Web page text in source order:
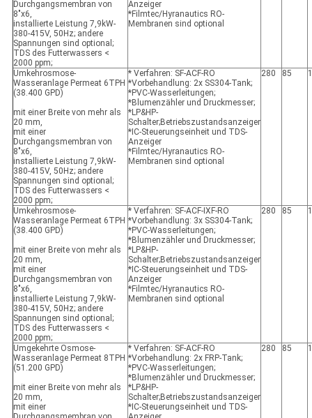
Durchgangsmembran von
8"x6,
installierte Leistung 7,9kW-
380-415V, 50Hz; andere
Spannungen sind optional;
TDS des Futterwassers <
2000 ppm;
Anzeiger
*Filmtec/Hyranautics RO-
Membranen sind optional
Umkehrosmose-
Wasseranlage Permeat 6TPH
(38.400 GPD)
mit einer Breite von mehr als
20 mm,
mit einer
Durchgangsmembran von
8"x6,
installierte Leistung 7,9kW-
380-415V, 50Hz; andere
Spannungen sind optional;
TDS des Futterwassers <
2000 ppm;
* Verfahren: SF-ACF-RO
*Vorbehandlung: 2x SS304-Tank;
*PVC-Wasserleitungen;
*Blumenzähler und Druckmesser;
*LP&HP-
Schalter;Betriebszustandsanzeiger
*IC-Steuerungseinheit und TDS-
Anzeiger
*Filmtec/Hyranautics RO-
Membranen sind optional
280 85
Umkehrosmose-
Wasseranlage Permeat 6TPH
(38.400 GPD)
mit einer Breite von mehr als
20 mm,
mit einer
Durchgangsmembran von
8"x6,
installierte Leistung 7,9kW-
380-415V, 50Hz; andere
Spannungen sind optional;
TDS des Futterwassers <
2000 ppm;
* Verfahren: SF-ACF-IXF-RO
*Vorbehandlung: 3x SS304-Tank;
*PVC-Wasserleitungen;
*Blumenzähler und Druckmesser;
*LP&HP-
Schalter;Betriebszustandsanzeiger
*IC-Steuerungseinheit und TDS-
Anzeiger
*Filmtec/Hyranautics RO-
Membranen sind optional
280 85
Umgekehrte Osmose-
Wasseranlage Permeat 8TPH
(51.200 GPD)
mit einer Breite von mehr als
20 mm,
mit einer
* Verfahren: SF-ACF-RO
*Vorbehandlung: 2x FRP-Tank;
*PVC-Wasserleitungen;
*Blumenzähler und Druckmesser;
*LP&HP-
Schalter;Betriebszustandsanzeiger
*IC-Steuerungseinheit und TDS-
280 85